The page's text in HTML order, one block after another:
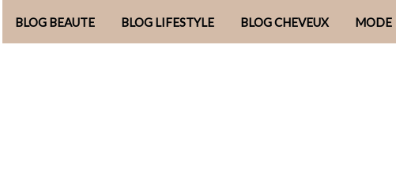
Aller
BLOG BEAUTE BLOG LIFESTYLE BLOG CHEVEUX MODE